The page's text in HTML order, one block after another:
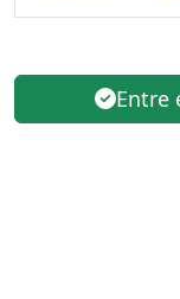
Entre